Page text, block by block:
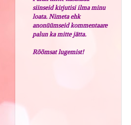
siinseid kirjutisi ilma minu
loata. Nimeta ehk
anonüümseid kommentaare
palun ka mitte jätta.
Rõõmsat lugemist!